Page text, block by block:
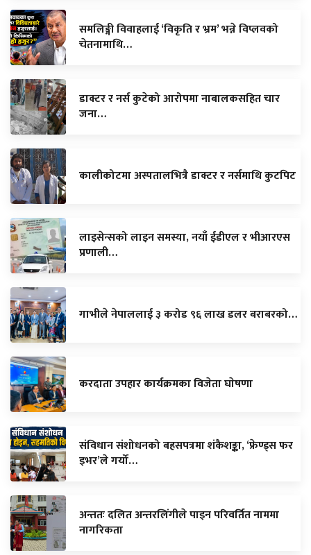
समलिङ्गी विवाहलाई ‘विकृति र भ्रम’ भन्ने विप्लवको
चेतनामाथि…
डाक्टर र नर्स कुटेको आरोपमा नाबालकसहित चार
जना…
कालीकोटमा अस्पतालभित्रै डाक्टर र नर्समाथि कुटपिट
लाइसेन्सको लाइन समस्या, नयाँ ईडीएल र भीआरएस
प्रणाली…
गाभीले नेपाललाई ३ करोड ९६ लाख डलर बराबरको…
करदाता उपहार कार्यक्रमका विजेता घाेषणा
संविधान संशोधनको बहसपत्रमा शंकैशङ्का, ‘फ्रेण्ड्स फर
इभर’ले गर्यो…
अन्ततः दलित अन्तरलिंगीले पाइन परिवर्तित नाममा
नागरिकता